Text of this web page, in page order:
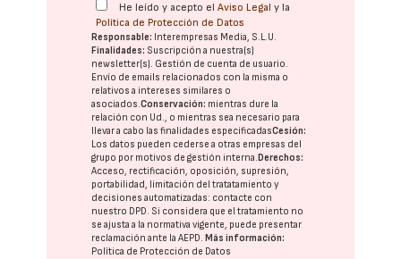
He leído y acepto elAviso Legal y la
Política de Protección de Datos
Responsable: Interempresas Media, S.L.U.
Finalidades: Suscripción a nuestra(s)
newsletter(s). Gestión de cuenta de usuario.
Envío de emails relacionados con la misma o
relativos a intereses similares o
asociados.Conservación: mientras dure la
relación con Ud., o mientras sea necesario para
llevar a cabo las finalidades especificadasCesión:
Los datos pueden cederse a otras empresas del
grupo por motivos de gestión interna. Derechos:
Acceso, rectificación, oposición, supresión,
portabilidad, limitación del tratatamiento y
decisiones automatizadas: contacte con
nuestro DPD. Si considera que el tratamiento no
se ajusta a la normativa vigente, puede presentar
reclamación ante laAEPD. Más información:
Política de Protección de Datos